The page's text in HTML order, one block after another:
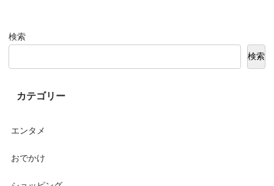
検索
検索
カテゴリー
エンタメ
おでかけ